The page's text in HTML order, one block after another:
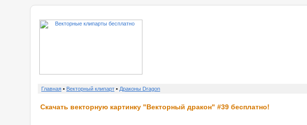
Главная • Векторный клипарт • Драконы Dragon
Скачать векторную картинку "Векторный дракон" #39 бесплатно!